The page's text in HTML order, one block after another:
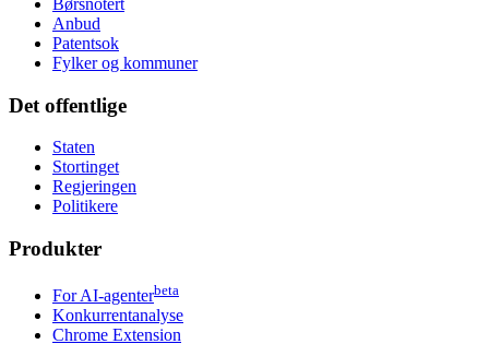
Anbud
Patentsok
Fylker og kommuner
Det offentlige
Staten
Stortinget
Regjeringen
Politikere
Produkter
For AI-agenterbeta
Konkurrentanalyse
Chrome Extension